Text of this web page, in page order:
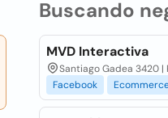
Buscando
MVD Interactiva
Santiago Gadea 3420 |
Facebook